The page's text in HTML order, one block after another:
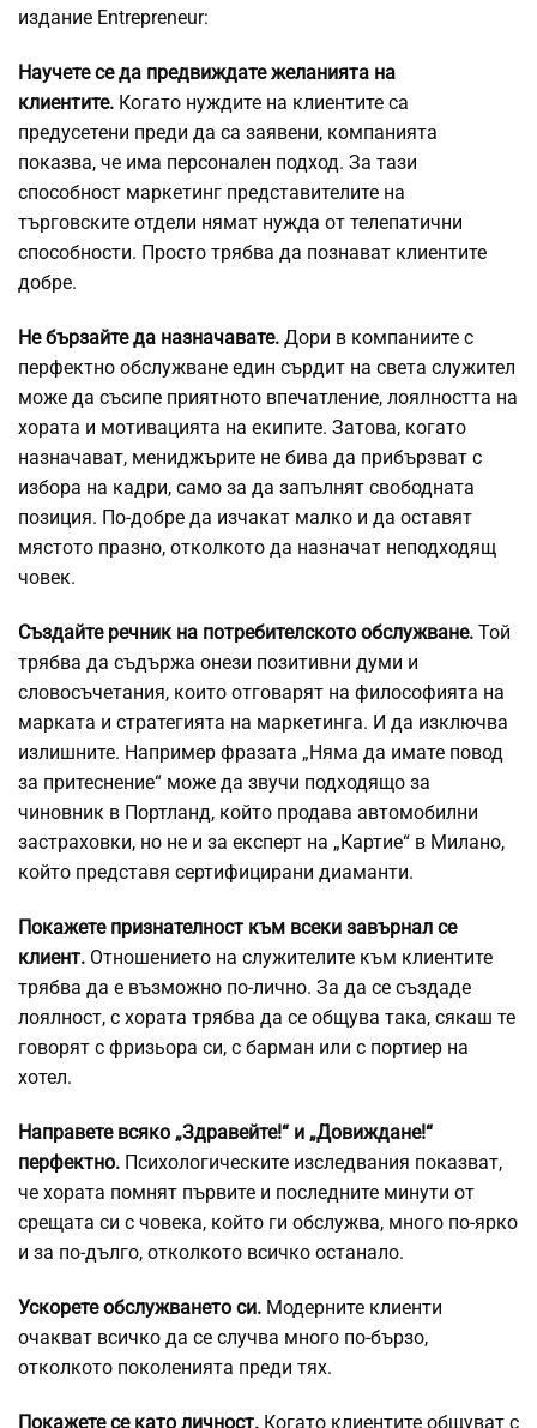
издание Entrepreneur:
Научете се да предвиждате желанията на
клиентите. Когато нуждите на клиентите са
предусетени преди да са заявени, компанията
показва, че има персонален подход. За тази
способност маркетинг представителите на
търговските отдели нямат нужда от телепатични
способности. Просто трябва да познават клиентите
добре.
Не бързайте да назначавате. Дори в компаниите с
перфектно обслужване един сърдит на света служител
може да съсипе приятното впечатление, лоялността на
хората и мотивацията на екипите. Затова, когато
назначават, мениджърите не бива да прибързват с
избора на кадри, само за да запълнят свободната
позиция. По-добре да изчакат малко и да оставят
мястото празно, отколкото да назначат неподходящ
човек.
Създайте речник на потребителското обслужване. Той
трябва да съдържа онези позитивни думи и
словосъчетания, които отговарят на философията на
марката и стратегията на маркетинга. И да изключва
излишните. Например фразата „Няма да имате повод
за притеснение“ може да звучи подходящо за
чиновник в Портланд, който продава автомобилни
застраховки, но не и за експерт на „Картие“ в Милано,
който представя сертифицирани диаманти.
Покажете признателност към всеки завърнал се
клиент. Отношението на служителите към клиентите
трябва да е възможно по-лично. За да се създаде
лоялност, с хората трябва да се общува така, сякаш те
говорят с фризьора си, с барман или с портиер на
хотел.
Направете всяко „Здравейте!“ и „Довиждане!“
перфектно. Психологическите изследвания показват,
че хората помнят първите и последните минути от
срещата си с човека, който ги обслужва, много по-ярко
и за по-дълго, отколкото всичко останало.
Ускорете обслужването си. Модерните клиенти
очакват всичко да се случва много по-бързо,
отколкото поколенията преди тях.
Покажете се като личност. Когато клиентите общуват с